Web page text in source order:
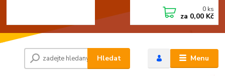
Menu
Hledat
0 ks
za 0,00 Kč